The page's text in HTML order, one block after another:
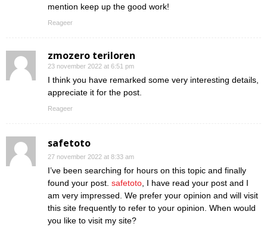
mention keep up the good work!
Reageer
zmozero teriloren
23 november 2022 at 6:51 pm
I think you have remarked some very interesting details,
appreciate it for the post.
Reageer
safetoto
27 november 2022 at 8:33 am
I’ve been searching for hours on this topic and finally
found your post. safetoto , I have read your post and I
am very impressed. We prefer your opinion and will visit
this site frequently to refer to your opinion. When would
you like to visit my site?